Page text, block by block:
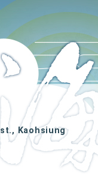
Kaohsiung